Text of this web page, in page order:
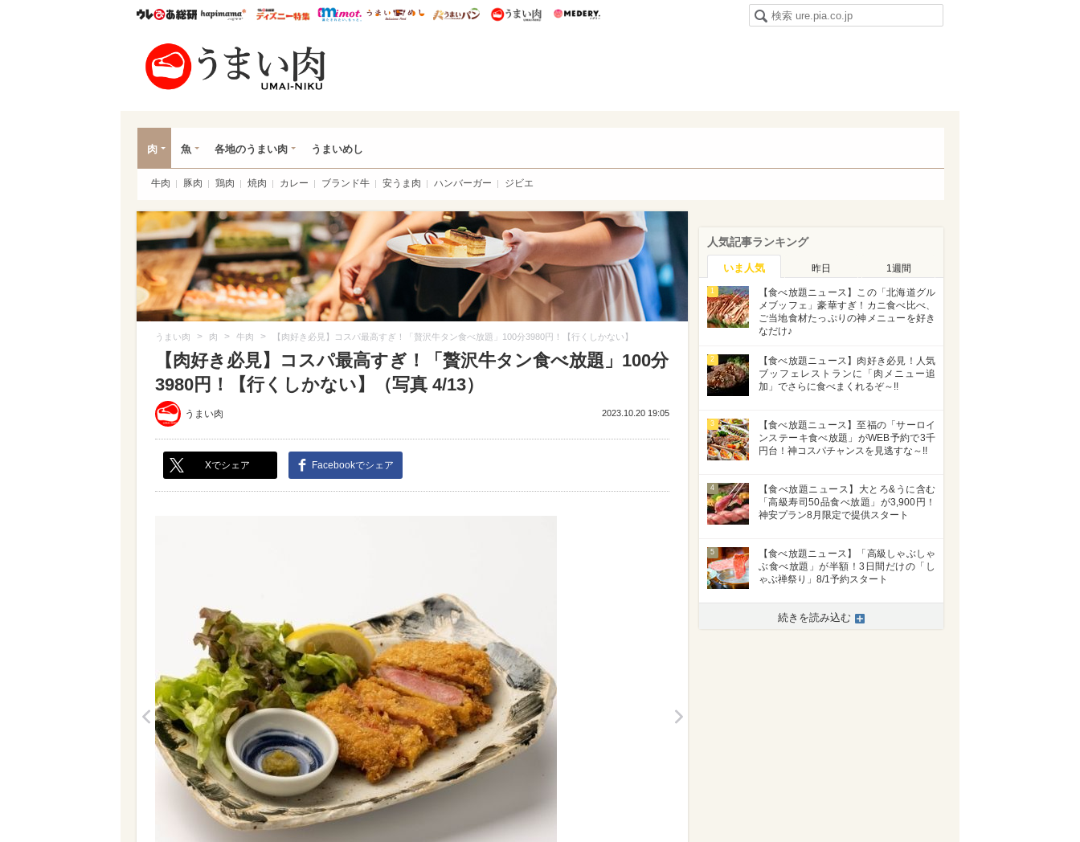
ウレぴあ総研ハピママ* ウレぴあ総研 ディズニー特集
mimot. うまいめし うまいパン うまい肉
肉 魚 各地のうまい肉 うまいめし
牛肉 豚肉 鶏肉 焼肉 カレー ブランド牛 安うま肉 ハンバーガー ジビエ
うまい肉 > 肉 > 牛肉 > 【肉好き必見】コスパ最高すぎ！「贅沢牛タン食べ放題」100分3980円！【行くしかない】
【肉好き必見】コスパ最高すぎ！「贅沢牛タン食べ放題」100分
3980円！【行くしかない】（写真 4/13）
うまい肉 2023.10.20 19:05
Xでシェア Facebookでシェア
人気記事ランキング
いま人気 昨日 1週間
1
【食べ放題ニュース】この「北海道グル
メブッフェ」豪華すぎ！カニ食べ比べ、
ご当地食材たっぷりの神メニューを好き
なだけ♪
2
【食べ放題ニュース】肉好き必見！人気
ブッフェレストランに「肉メニュー追
加」でさらに食べまくれるぞ～!!
3
【食べ放題ニュース】至福の「サーロイ
ンステーキ食べ放題」がWEB予約で3千
円台！神コスパチャンスを見逃すな～!!
4
【食べ放題ニュース】大とろ&うに含む
「高級寿司50品食べ放題」が3,900円！
神安プラン8月限定で提供スタート
5
【食べ放題ニュース】「高級しゃぶしゃ
ぶ食べ放題」が半額！3日間だけの「し
ゃぶ禅祭り」8/1予約スタート
続きを読み込む